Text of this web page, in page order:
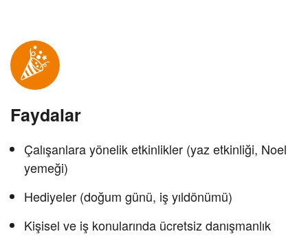
Faydalar
Çalışanlara yönelik etkinlikler (yaz etkinliği, Noel
yemeği)
Hediyeler (doğum günü, iş yıldönümü)
Kişisel ve iş konularında ücretsiz danışmanlık